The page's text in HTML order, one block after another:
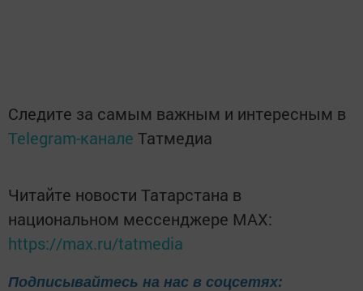
Следите за самым важным и интересным в
Telegram-канале Татмедиа
Читайте новости Татарстана в
национальном мессенджере MАХ:
https://max.ru/tatmedia
Подписывайтесь на нас в соцсетях: